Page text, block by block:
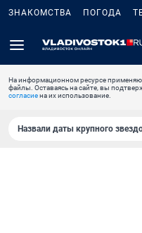
ЗНАКОМСТВА ПОГОДА
На информационном ресурсе
файлы. Оставаясь на сайте, вы
согласиена их использование.
Назвали даты крупного